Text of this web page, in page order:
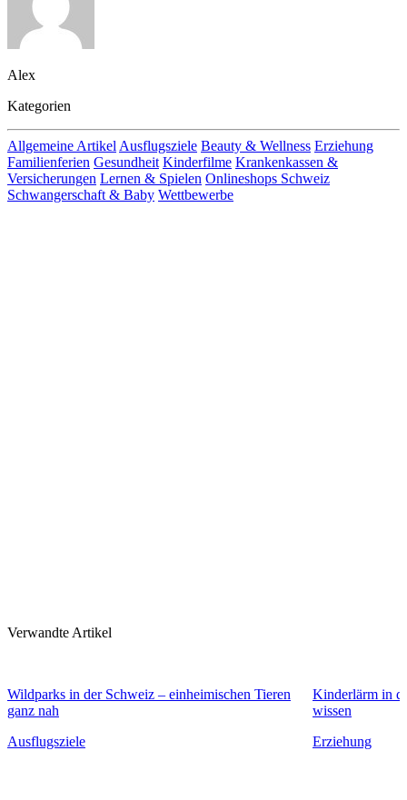
Alex
Kategorien
Allgemeine Artikel Ausflugsziele Beauty & Wellness Erziehung
Familienferien Gesundheit Kinderfilme Krankenkassen &
Versicherungen Lernen & Spielen Onlineshops Schweiz
Schwangerschaft & Baby Wettbewerbe
Verwandte Artikel
Wildparks in der Schweiz – einheimischen Tieren
ganz nah
Ausflugsziele
Kinderlärm in
wissen
Erziehung